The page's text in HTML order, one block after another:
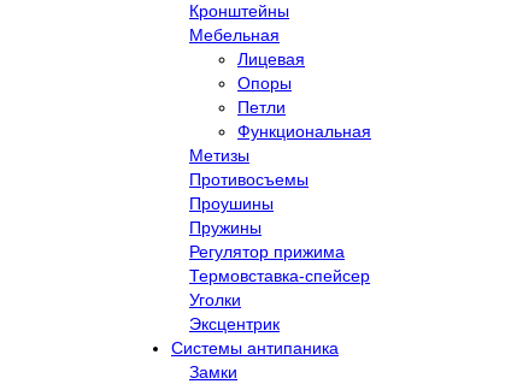
Кронштейны
Мебельная
Лицевая
Опоры
Петли
Функциональная
Метизы
Противосъемы
Проушины
Пружины
Регулятор прижима
Термовставка-спейсер
Уголки
Эксцентрик
Системы антипаника
Замки